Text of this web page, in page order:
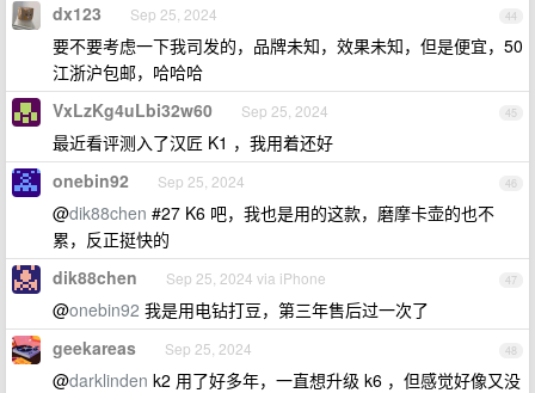
44
dx123 Sep 25, 2024
要不要考虑一下我司发的，品牌未知，效果未知，但是便宜，50
江浙沪包邮，哈哈哈
45
VxLzKg4uLbi32w60 Sep 25, 2024
最近看评测入了汉匠 K1 ，我用着还好
46
onebin92 Sep 25, 2024
@dik88chen #27 K6 吧，我也是用的这款，磨摩卡壶的也不
累，反正挺快的
47
dik88chen Sep 25, 2024 via iPhone
@onebin92 我是用电钻打豆，第三年售后过一次了
48
geekareas Sep 25, 2024
@darklinden k2 用了好多年，一直想升级 k6 ，但感觉好像又没